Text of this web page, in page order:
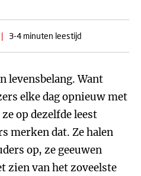
| 3-4 minuten leestijd
levensbelang. Want
elke dag opnieuw met
op dezelfde leest
merken dat. Ze halen
op, ze geeuwen
zien van het zoveelste